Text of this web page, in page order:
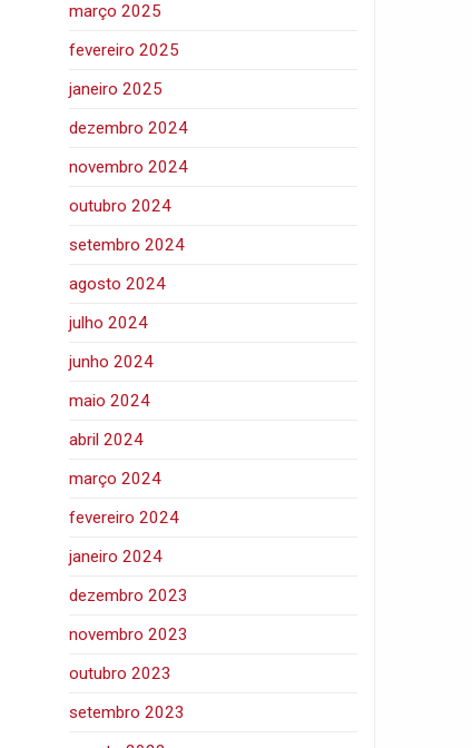
março 2025
fevereiro 2025
janeiro 2025
dezembro 2024
novembro 2024
outubro 2024
setembro 2024
agosto 2024
julho 2024
junho 2024
maio 2024
abril 2024
março 2024
fevereiro 2024
janeiro 2024
dezembro 2023
novembro 2023
outubro 2023
setembro 2023